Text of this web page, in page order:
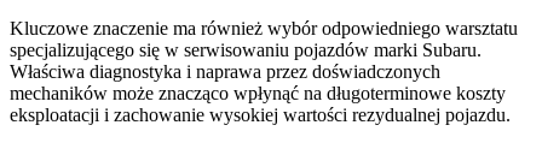
Kluczowe znaczenie ma również wybór odpowiedniego warsztatu
specjalizującego się w serwisowaniu pojazdów marki Subaru.
Właściwa diagnostyka i naprawa przez doświadczonych
mechaników może znacząco wpłynąć na długoterminowe koszty
eksploatacji i zachowanie wysokiej wartości rezydualnej pojazdu.